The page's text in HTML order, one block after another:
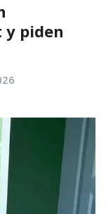
y piden